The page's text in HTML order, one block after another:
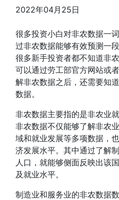
2022年04月25日
很多投资小白对非农数据一
过非农数据能够有效预测一
很多新手投资者都不知道非
可以通过劳工部官方网站或
解非农数据之后，还需要知
数据。
非农数据主要指的是非农业
非农数据不仅能够了解非农
域和就业发展等多项数据，
济发展水平。其中通过了解
人口，就能够侧面反映出该
及就业水平。
制造业和服务业的非农数据